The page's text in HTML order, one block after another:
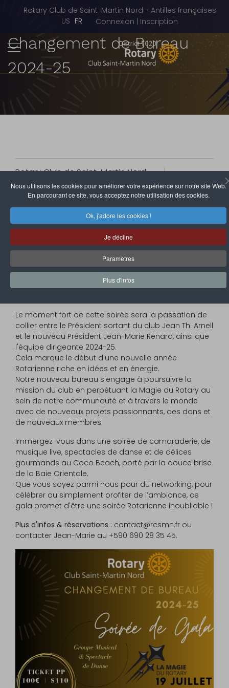
Nous utilisons les cookies pour améliorer votre expérience sur notre site Web.
En parcourant ce site, vous acceptez notre utilisation des cookies.
Ok, j'adore les cookies !
Je décline
Paramètres
Plus d'infos
Rotary Club de Saint-Martin Nord - Antilles françaises
Sélectionnez votre langue
US FR Connexion | Inscription
Changement de Bureau
2024-25
Rotary Club de Saint-Martin Nord
28 Juin 2024
Clics : 6507
SAVE THE DATE: Soirée Changement de Bureau 2024-25
Un événement annuel, cette Soirée de Gala, en
accord avec le thème présidentiel du Rotary
International pour 2024-25 "La Magie du Rotary",
célèbre et rassemble les membres, amis et soutiens
du Rotary Club Saint-Martin Nord pour reconnaître les
réalisations du bureau 2023-24 et présenter
Le moment fort de cette soirée sera la passation de
collier entre le Président sortant du club Jean Th. Arnell
et le nouveau Président Jean-Marie Renard, ainsi que
l'équipe dirigeante 2024-25.
Cela marque le début d'une nouvelle année
Rotarienne riche en idées et en énergie.
Notre nouveau bureau s'engage à poursuivre la
mission du club en perpétuant la Magie du Rotary au
sein de notre communauté et à travers le monde
avec de nouveaux projets passionnants, des dons et
de nouveaux membres.
Immergez-vous dans une soirée de camaraderie, de
musique live, spectacles de danse et de délices
gourmands au Coco Beach, porté par la douce brise
de la Baie Orientale.
Que vous soyez parmi nous pour du networking, pour
célébrer ou simplement profiter de l’ambiance, ce
gala promet d'être une soirée Rotarienne inoubliable !
Plus d'infos & réservations : contact@rcsmn.fr ou
contacter Jean-Marie au +590 690 28 35 45.